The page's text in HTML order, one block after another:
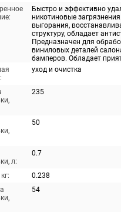
Быстро и эффективно
никотиновые
выгорания,
структуру, обладает
Предназначен для
виниловых деталей
бамперов. Обладает
уход и очистка
235
50
л:
0.7
0.238
54